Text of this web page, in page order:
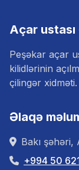
Açar
Peşəkar açar
kilidlərinin
çilingər xidməti.
Əlaqə
Bakı
+994 50